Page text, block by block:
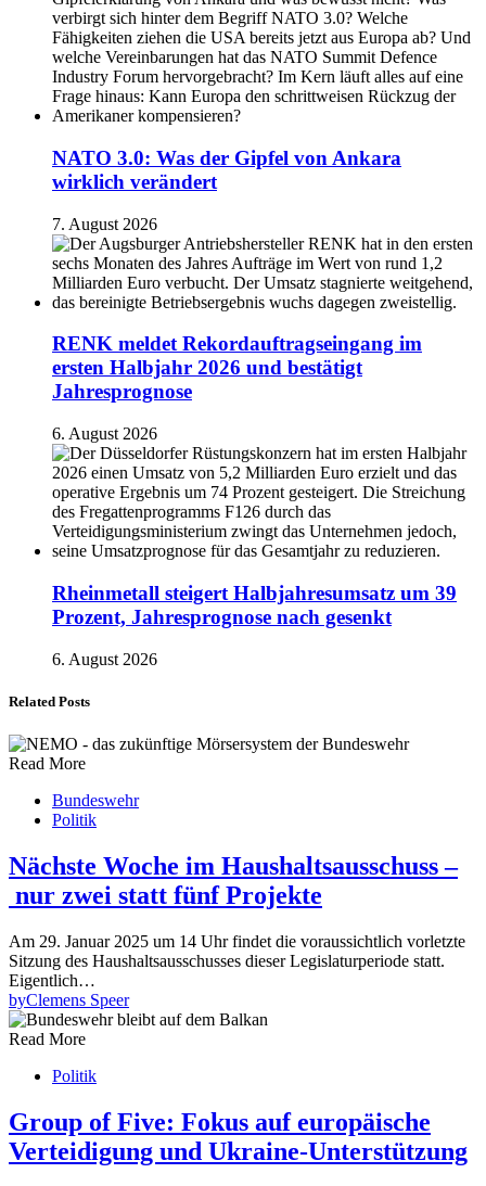
NATO 3.0: Was der Gipfel von Ankara
wirklich verändert
7. August 2026
RENK meldet Rekordauftragseingang im
ersten Halbjahr 2026 und bestätigt
Jahresprognose
6. August 2026
Rheinmetall steigert Halbjahresumsatz um 39
Prozent, Jahresprognose nach gesenkt
6. August 2026
Related Posts
Read More
Bundeswehr
Politik
Nächste Woche im Haushaltsausschuss –
nur zwei statt fünf Projekte
Am 29. Januar 2025 um 14 Uhr findet die voraussichtlich vorletzte
Sitzung des Haushaltsausschusses dieser Legislaturperiode statt.
Eigentlich…
byClemens Speer
Read More
Politik
Group of Five: Fokus auf europäische
Verteidigung und Ukraine-Unterstützung